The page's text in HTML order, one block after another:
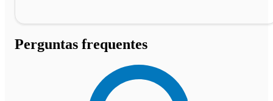
Perguntas frequentes